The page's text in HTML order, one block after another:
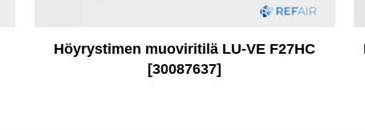
Höyrystimen muoviritilä LU-VE F27HC
[30087637]